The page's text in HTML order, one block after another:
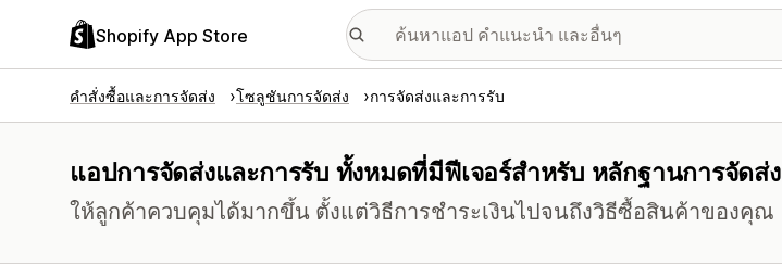
Shopify App Store
คำสั่งซื้อและการจัดส่ง โซลูชันการจัดส่ง การจัดส่งและการรับ
แอปการจัดส่งและการรับ ทั้งหมดที่มีฟีเจอร์สำหรับ หลักฐานการจัดส่ง
ให้ลูกค้าควบคุมได้มากขึ้น ตั้งแต่วิธีการชำระเงินไปจนถึงวิธีซื้อสินค้าของคุณ